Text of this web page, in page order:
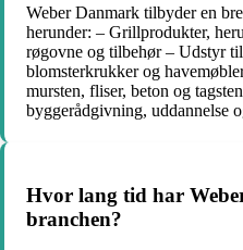
Weber Danmark tilbyder en
herunder: – Grillprodukter,
røgovne og tilbehør – Udstyr
blomsterkrukker og
mursten, fliser, beton og
byggerådgivning, uddannelse
Hvor lang tid har
branchen?